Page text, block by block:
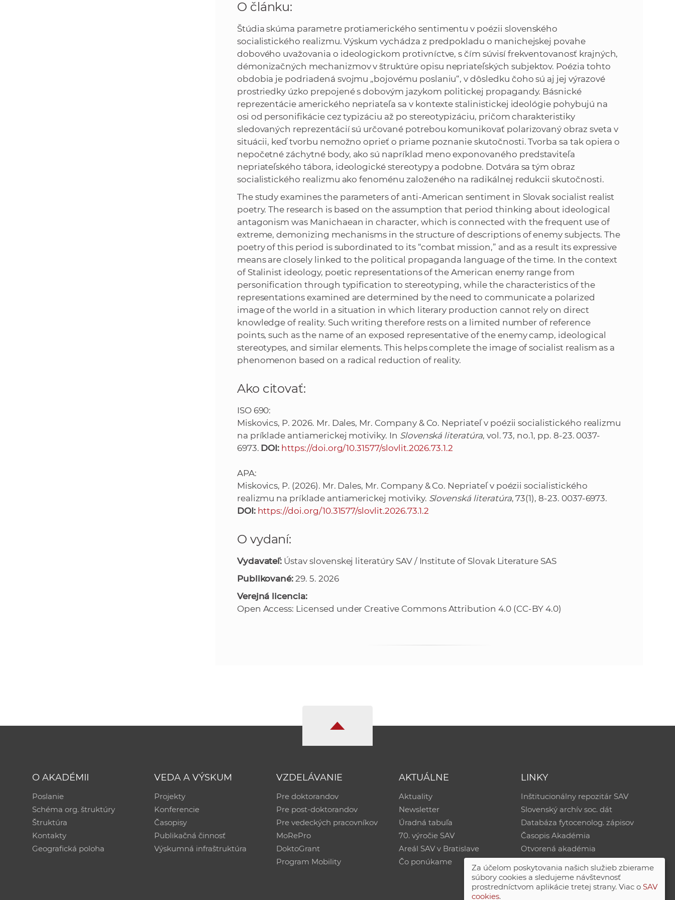
k
a
c
h
S
A
V
O článku:
Štúdia skúma parametre protiamerického sentimentu v poézii slovenského
socialistického realizmu. Výskum vychádza z predpokladu o manichejskej povahe
dobového uvažovania o ideologickom protivníctve, s čím súvisí frekventovanosť krajných,
démonizačných mechanizmov v štruktúre opisu nepriateľských subjektov. Poézia tohto
obdobia je podriadená svojmu „bojovému poslaniu“, v dôsledku čoho sú aj jej výrazové
prostriedky úzko prepojené s dobovým jazykom politickej propagandy. Básnické
reprezentácie amerického nepriateľa sa v kontexte stalinistickej ideológie pohybujú na
osi od personifikácie cez typizáciu až po stereotypizáciu, pričom charakteristiky
sledovaných reprezentácií sú určované potrebou komunikovať polarizovaný obraz sveta v
situácii, keď tvorbu nemožno oprieť o priame poznanie skutočnosti. Tvorba sa tak opiera o
nepočetné záchytné body, ako sú napríklad meno exponovaného predstaviteľa
nepriateľského tábora, ideologické stereotypy a podobne. Dotvára sa tým obraz
socialistického realizmu ako fenoménu založeného na radikálnej redukcii skutočnosti.
The study examines the parameters of anti-American sentiment in Slovak socialist realist
poetry. The research is based on the assumption that period thinking about ideological
antagonism was Manichaean in character, which is connected with the frequent use of
extreme, demonizing mechanisms in the structure of descriptions of enemy subjects. The
poetry of this period is subordinated to its “combat mission,” and as a result its expressive
means are closely linked to the political propaganda language of the time. In the context
of Stalinist ideology, poetic representations of the American enemy range from
personification through typification to stereotyping, while the characteristics of the
representations examined are determined by the need to communicate a polarized
image of the world in a situation in which literary production cannot rely on direct
knowledge of reality. Such writing therefore rests on a limited number of reference
points, such as the name of an exposed representative of the enemy camp, ideological
stereotypes, and similar elements. This helps complete the image of socialist realism as a
phenomenon based on a radical reduction of reality.
Ako citovať:
ISO 690:
Miskovics, P. 2026. Mr. Dales, Mr. Company & Co. Nepriateľ v poézii socialistického realizmu
na príklade antiamerickej motiviky. In Slovenská literatúra, vol. 73, no.1, pp. 8-23. 0037-
6973. DOI: https://doi.org/10.31577/slovlit.2026.73.1.2
APA:
Miskovics, P. (2026). Mr. Dales, Mr. Company & Co. Nepriateľ v poézii socialistického
realizmu na príklade antiamerickej motiviky. Slovenská literatúra, 73(1), 8-23. 0037-6973.
DOI: https://doi.org/10.31577/slovlit.2026.73.1.2
O vydaní:
Vydavateľ: Ústav slovenskej literatúry SAV / Institute of Slovak Literature SAS
Publikované: 29. 5. 2026
Verejná licencia:
Open Access: Licensed under Creative Commons Attribution 4.0 (CC-BY 4.0)
O AKADÉMII
Poslanie
Schéma org. štruktúry
Štruktúra
Kontakty
Geografická poloha
VEDA A VÝSKUM
Projekty
Konferencie
Časopisy
Publikačná činnosť
Výskumná infraštruktúra
VZDELÁVANIE
Pre doktorandov
Pre post-doktorandov
Pre vedeckých pracovníkov
MoRePro
DoktoGrant
Program Mobility
AKTUÁLNE
Aktuality
Newsletter
Úradná tabuľa
70. výročie SAV
Areál SAV v Bratislave
Čo ponúkame
LINKY
Inštitucionálny repozitár SAV
Slovenský archív soc. dát
Databáza fytocenolog. zápisov
Časopis Akadémia
Otvorená akadémia
Za účelom poskytovania našich služieb zbierame
súbory cookies a sledujeme návštevnosť
prostredníctvom aplikácie tretej strany. Viac o SAV
cookies.